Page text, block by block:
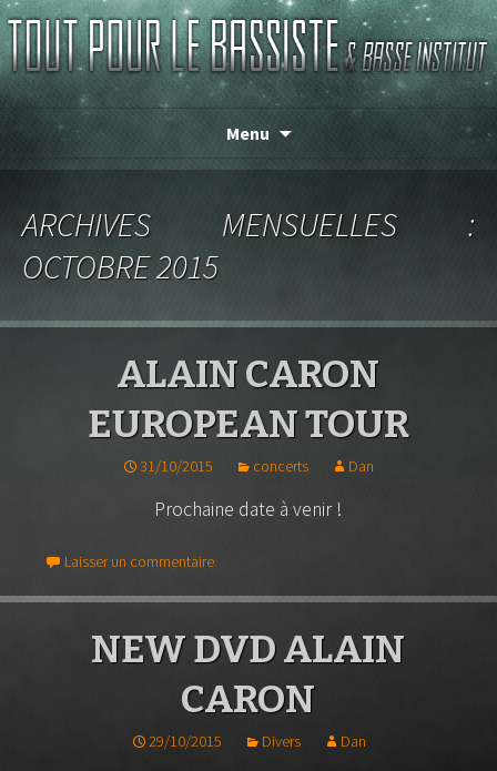
TOUT POUR LE BASSISTE
de basse depuis 1986 !
Menu
ARCHIVES MENSUELLES :
OCTOBRE 2015
ALAIN CARON
EUROPEAN TOUR
31/10/2015 concerts Dan
Prochaine date à venir !
Laisser un commentaire
NEW DVD ALAIN
CARON
29/10/2015 Divers Dan